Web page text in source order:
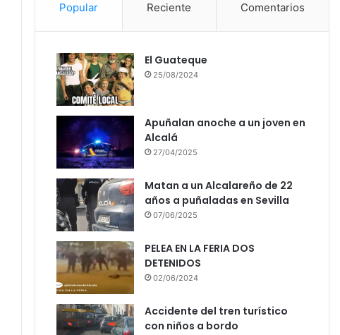
Popular Reciente Comentarios
El Guateque
25/08/2024
Apuñalan anoche a un joven en
Alcalá
27/04/2025
Matan a un Alcalareño de 22
años a puñaladas en Sevilla
07/06/2025
PELEA EN LA FERIA DOS
DETENIDOS
02/06/2024
Accidente del tren turístico
con niños a bordo